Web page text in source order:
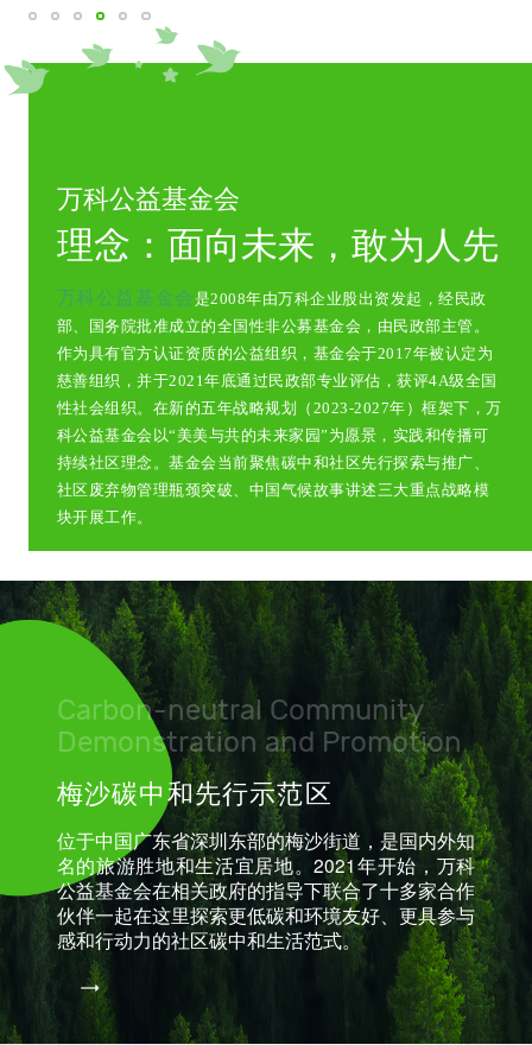
万科公益基金会
理念：面向未来，敢为人先
万科公益基金会是2008年由万科企业股出资发起，经民政
部、国务院批准成立的全国性非公募基金会，由民政部主管。
作为具有官方认证资质的公益组织，基金会于2017年被认定为
慈善组织，并于2021年底通过民政部专业评估，获评4A级全国
性社会组织。在新的五年战略规划（2023-2027年）框架下，万
科公益基金会以“美美与共的未来家园”为愿景，实践和传播可
持续社区理念。基金会当前聚焦碳中和社区先行探索与推广、
社区废弃物管理瓶颈突破、中国气候故事讲述三大重点战略模
块开展工作。
Carbon-neutral Community
Demonstration and Promotion
梅沙碳中和先行示范区
位于中国广东省深圳东部的梅沙街道，是国内外知
名的旅游胜地和生活宜居地。2021年开始，万科
公益基金会在相关政府的指导下联合了十多家合作
伙伴一起在这里探索更低碳和环境友好、更具参与
感和行动力的社区碳中和生活范式。